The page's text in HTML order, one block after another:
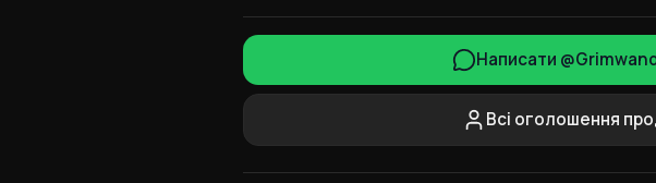
Написати
Всі оголошення